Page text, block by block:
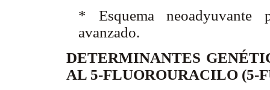
* Esquema neoadyuvante
avanzado.
DETERMINANTES
AL 5-FLUOROURACILO (5-